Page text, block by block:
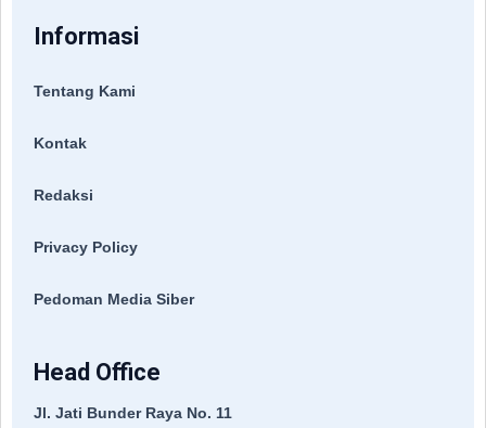
Informasi
Tentang Kami
Kontak
Redaksi
Privacy Policy
Pedoman Media Siber
Head Office
Jl. Jati Bunder Raya No. 11